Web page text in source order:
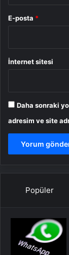
E-posta *
İnternet sitesi
Daha sonraki
adresim ve site
Popüler